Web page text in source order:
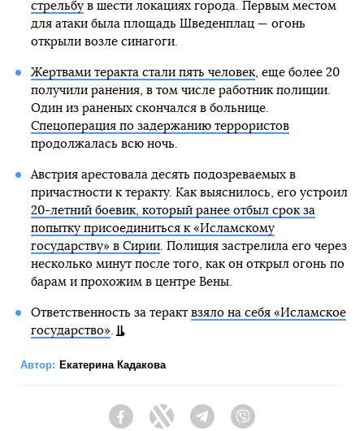
стрельбув шести локациях города. Первым местом
для атаки была площадь Шведенплац — огонь
открыли возле синагоги.
Жертвами теракта стали пять человек, еще более 20
получили ранения, в том числе работник полиции.
Один из раненых скончался в больнице.
Спецоперация по задержанию террористов
продолжалась всю ночь.
Австрия арестовала десять подозреваемых в
причастности к теракту. Как выяснилось, его устроил
20-летний боевик, который ранее отбыл срок за
попытку присоединиться к «Исламскому
государству» в Сирии. Полиция застрелила его через
несколько минут после того, как он открыл огонь по
барам и прохожим в центре Вены.
Ответственность за теракт взяло на себя «Исламское
государство».
Автор: Екатерина Кадакова
FacebookTwitter Telegram